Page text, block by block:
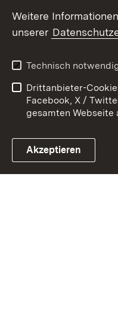
Link zum Landesportal
Barrierefreiheit
Impressum
Weitere
unserer
Technisch
Drittanbieter-
Facebook, X /
gesamten Webseite
Akzeptieren